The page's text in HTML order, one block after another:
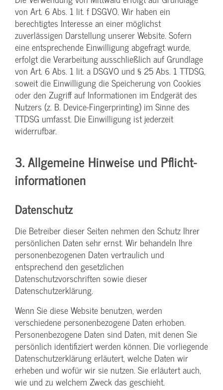
von Art. 6 Abs. 1 lit. f DSGVO. Wir haben ein
berechtigtes Interesse an einer möglichst
zuverlässigen Darstellung unserer Website. Sofern
eine entsprechende Einwilligung abgefragt wurde,
erfolgt die Verarbeitung ausschließlich auf Grundlage
von Art. 6 Abs. 1 lit. a DSGVO und § 25 Abs. 1 TTDSG,
soweit die Einwilligung die Speicherung von Cookies
oder den Zugriff auf Informationen im Endgerät des
Nutzers (z. B. Device-Fingerprinting) im Sinne des
TTDSG umfasst. Die Einwilligung ist jederzeit
widerrufbar.
3. Allgemeine Hinweise und Pflicht­
informationen
Datenschutz
Die Betreiber dieser Seiten nehmen den Schutz Ihrer
persönlichen Daten sehr ernst. Wir behandeln Ihre
personenbezogenen Daten vertraulich und
entsprechend den gesetzlichen
Datenschutzvorschriften sowie dieser
Datenschutzerklärung.
Wenn Sie diese Website benutzen, werden
verschiedene personenbezogene Daten erhoben.
Personenbezogene Daten sind Daten, mit denen Sie
persönlich identifiziert werden können. Die vorliegende
Datenschutzerklärung erläutert, welche Daten wir
erheben und wofür wir sie nutzen. Sie erläutert auch,
wie und zu welchem Zweck das geschieht.